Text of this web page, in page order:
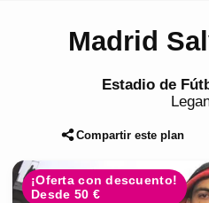
Madrid
Estadio de
Compartir este plan
¡Oferta con descuento!
Desde 50 €